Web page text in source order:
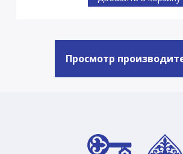
Просмотр